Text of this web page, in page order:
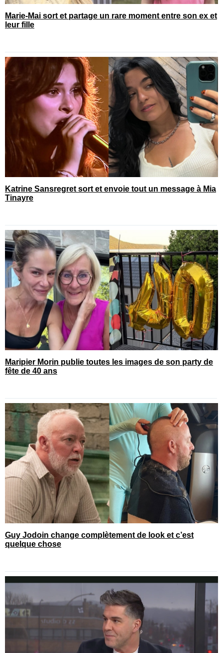
Marie-Mai sort et partage un rare moment entre son ex et
leur fille
Katrine Sansregret sort et envoie tout un message à Mia
Tinayre
Maripier Morin publie toutes les images de son party de
fête de 40 ans
Guy Jodoin change complètement de look et c’est
quelque chose